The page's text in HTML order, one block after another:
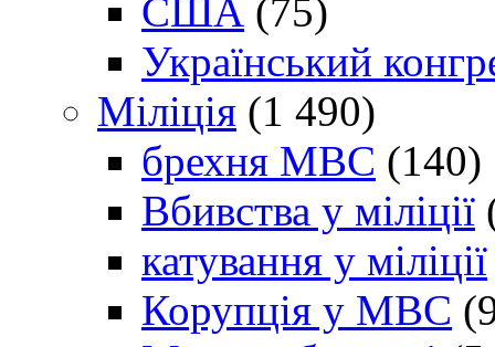
США (75)
Український
Міліція (1 490)
брехня МВС (140)
Вбивства у міліції
катування у міліції
Корупція у МВС